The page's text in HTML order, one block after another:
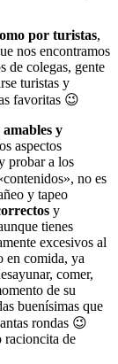
por turistas,
nos encontramos
de colegas, gente
turistas y
favoritas 😉
amables y
aspectos
probar a los
no es
y tapeo
y
tienes
excesivos al
en comida, ya
comer,
de su
buenísimas que
rondas 😉
racioncita de